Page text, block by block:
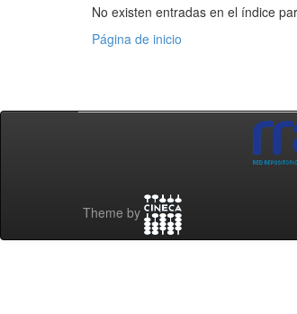
No existen entradas en el índice
Página de inicio
Theme by